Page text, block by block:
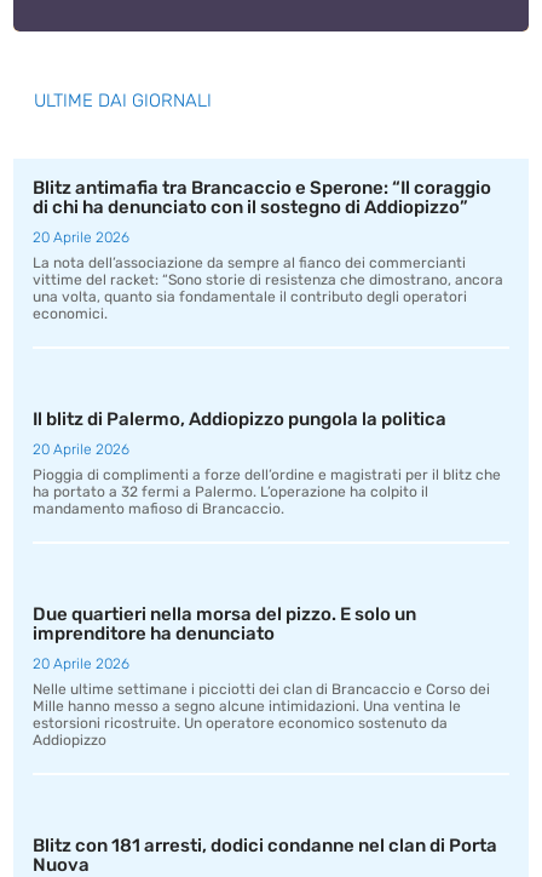
ULTIME DAI GIORNALI
Blitz antimafia tra Brancaccio e Sperone: “Il coraggio
di chi ha denunciato con il sostegno di Addiopizzo”
20 Aprile 2026
La nota dell’associazione da sempre al fianco dei commercianti
vittime del racket: “Sono storie di resistenza che dimostrano, ancora
una volta, quanto sia fondamentale il contributo degli operatori
economici.
Il blitz di Palermo, Addiopizzo pungola la politica
20 Aprile 2026
Pioggia di complimenti a forze dell’ordine e magistrati per il blitz che
ha portato a 32 fermi a Palermo. L’operazione ha colpito il
mandamento mafioso di Brancaccio.
Due quartieri nella morsa del pizzo. E solo un
imprenditore ha denunciato
20 Aprile 2026
Nelle ultime settimane i picciotti dei clan di Brancaccio e Corso dei
Mille hanno messo a segno alcune intimidazioni. Una ventina le
estorsioni ricostruite. Un operatore economico sostenuto da
Addiopizzo
Blitz con 181 arresti, dodici condanne nel clan di Porta
Nuova